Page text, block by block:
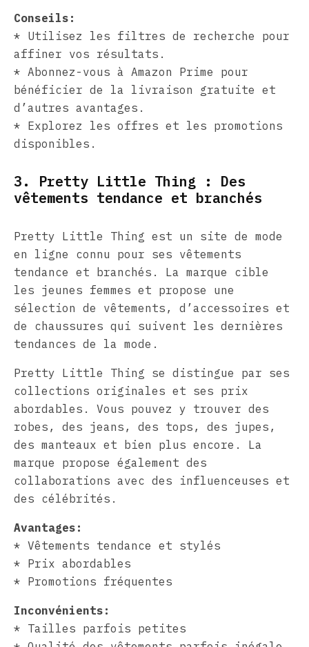
Conseils:
* Utilisez les filtres de recherche pour
affiner vos résultats.
* Abonnez-vous à Amazon Prime pour
bénéficier de la livraison gratuite et
d’autres avantages.
* Explorez les offres et les promotions
disponibles.
3. Pretty Little Thing : Des
vêtements tendance et branchés
Pretty Little Thing est un site de mode
en ligne connu pour ses vêtements
tendance et branchés. La marque cible
les jeunes femmes et propose une
sélection de vêtements, d’accessoires et
de chaussures qui suivent les dernières
tendances de la mode.
Pretty Little Thing se distingue par ses
collections originales et ses prix
abordables. Vous pouvez y trouver des
robes, des jeans, des tops, des jupes,
des manteaux et bien plus encore. La
marque propose également des
collaborations avec des influenceuses et
des célébrités.
Avantages:
* Vêtements tendance et stylés
* Prix abordables
* Promotions fréquentes
Inconvénients:
* Tailles parfois petites